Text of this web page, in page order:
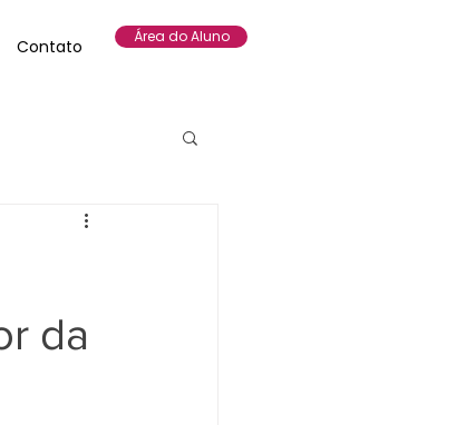
Contato Área do Aluno
da